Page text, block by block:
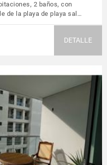
2 baños, con
de la playa de playa sal…
DETALLE